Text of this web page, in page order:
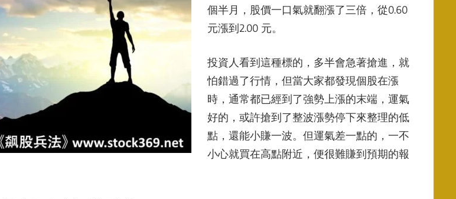
個半月，股價一口氣就翻漲了三倍，從0.60
元漲到2.00 元。
投資人看到這種標的，多半會急著搶進，就
怕錯過了行情，但當大家都發現個股在漲
時，通常都已經到了強勢上漲的末端，運氣
好的，或許搶到了整波漲勢停下來整理的低
點，還能小賺一波。但運氣差一點的，一不
小心就買在高點附近，便很難賺到預期的報